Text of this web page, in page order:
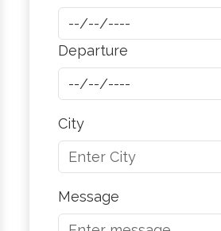
Departure
City
Message